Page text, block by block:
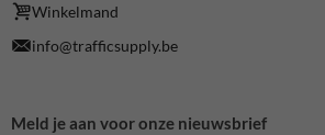
Winkelmand
info@trafficsupply.be
Meld je aan voor onze nieuwsbrief